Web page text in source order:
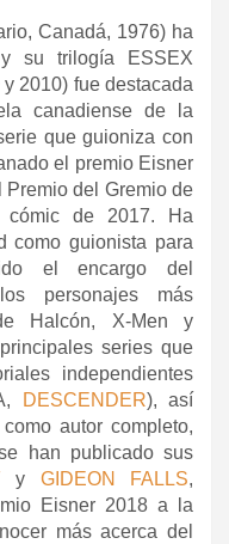
Canadá, 1976) ha
su trilogía ESSEX
2010) fue destacada
canadiense de la
que guioniza con
el premio Eisner
Premio del Gremio de
cómic de 2017. Ha
como guionista para
el encargo del
personajes más
Halcón, X-Men y
series que
independientes
DESCENDER), así
autor completo,
han publicado sus
y GIDEON FALLS,
Eisner 2018 a la
más acerca del